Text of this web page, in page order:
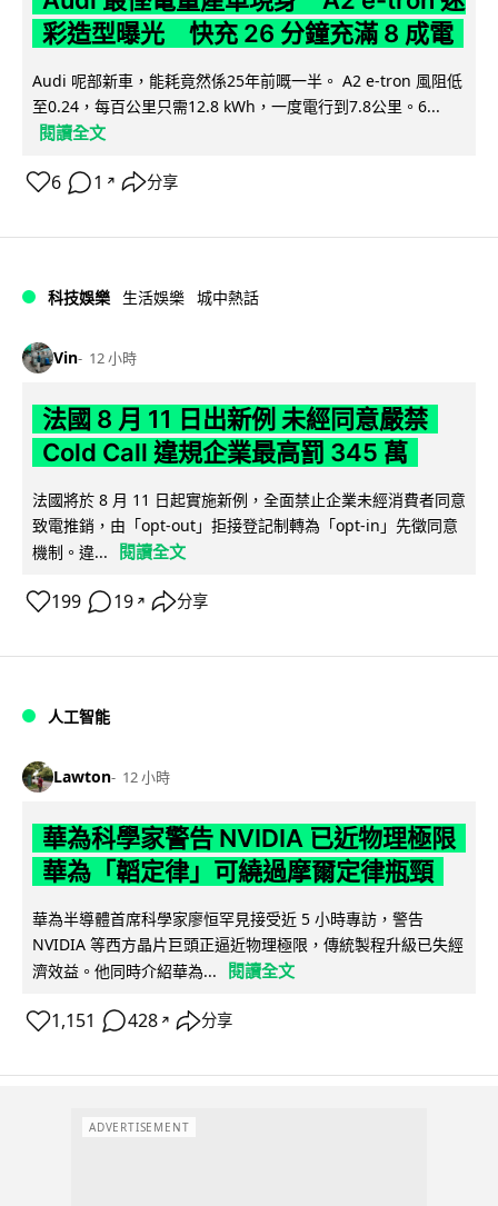
彩造型曝光 快充 26 分鐘充滿 8 成電
Audi 呢部新車，能耗竟然係25年前嘅一半。 A2 e-tron 風阻低
至0.24，每百公里只需12.8 kWh，一度電行到7.8公里。6...
閱讀全文
6 1 ↗ 分享
科技娛樂 生活娛樂 城中熱話
Vin 12 小時
法國 8 月 11 日出新例 未經同意嚴禁
Cold Call 違規企業最高罰 345 萬
法國將於 8 月 11 日起實施新例，全面禁止企業未經消費者同意
致電推銷，由「opt-out」拒接登記制轉為「opt-in」先徵同意
機制。違...
閱讀全文
199 19 ↗ 分享
人工智能
Lawton 12 小時
華為科學家警告 NVIDIA 已近物理極限
華為「韜定律」可繞過摩爾定律瓶頸
華為半導體首席科學家廖恒罕見接受近 5 小時專訪，警告
NVIDIA 等西方晶片巨頭正逼近物理極限，傳統製程升級已失經
濟效益。他同時介紹華為...
閱讀全文
1,151 428 ↗ 分享
ADVERTISEMENT